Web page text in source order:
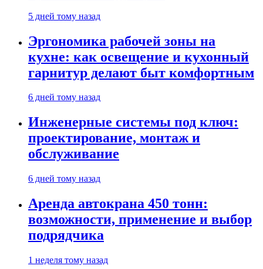
5 дней тому назад
Эргономика рабочей зоны на
кухне: как освещение и кухонный
гарнитур делают быт комфортным
6 дней тому назад
Инженерные системы под ключ:
проектирование, монтаж и
обслуживание
6 дней тому назад
Аренда автокрана 450 тонн:
возможности, применение и выбор
подрядчика
1 неделя тому назад